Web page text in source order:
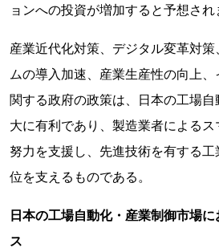
ョンへの投資が増加すると予想され
産業近代化対策、デジタル変革対
ムの導入加速、産業生産性の向上
関する政府の政策は、日本の工場
大に有利であり、製造業者による
努力を支援し、先進技術を有する
位を支えるものである。
日本の工場自動化・産業制御市場
ス